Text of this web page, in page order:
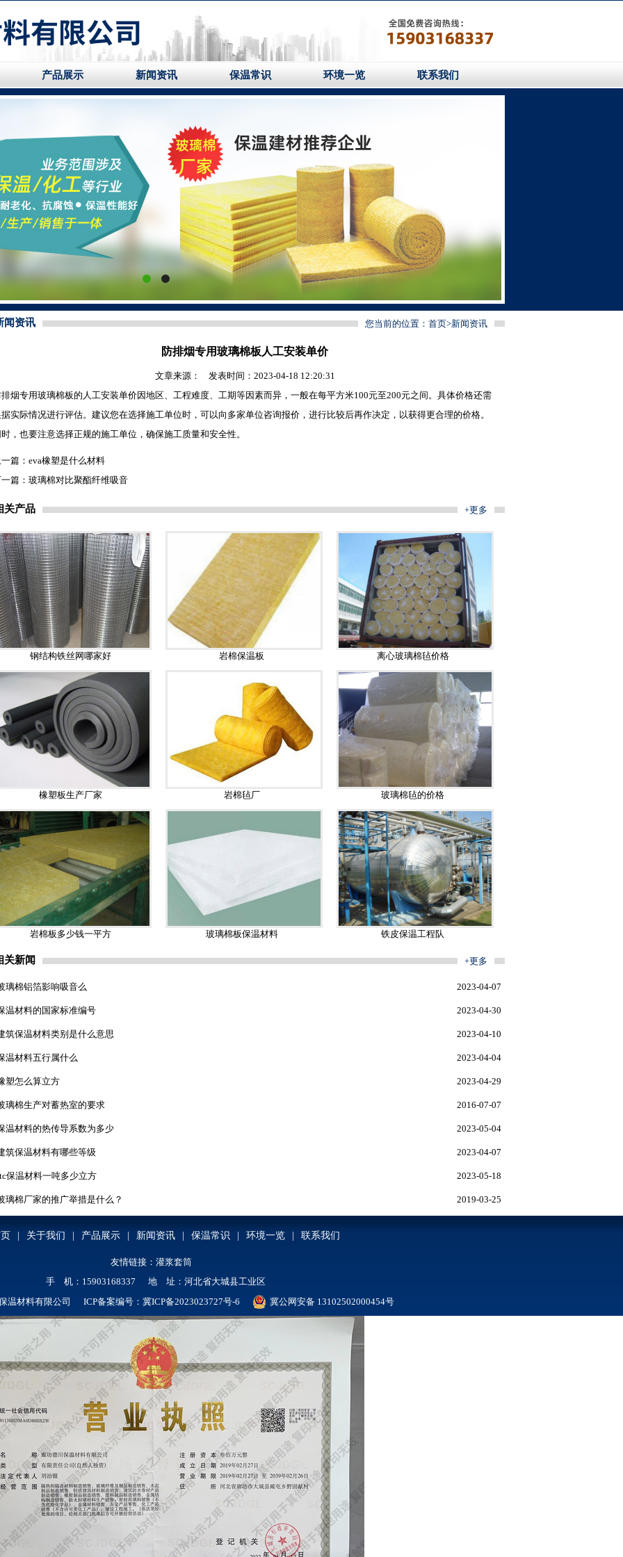
产品展示 新闻资讯 保温常识 环境一览 联系我们
闻资讯 您当前的位置： 首页>新闻资讯
防排烟专用玻璃棉板人工安装单价
文章来源： 发表时间：2023-04-18 12:20:31
烟专用玻璃棉板的人工安装单价因地区、工程难度、工期等因素而异，一般在每平方米100元至200元之间。具体价格还需
实际情况进行评估。建议您在选择施工单位时，可以向多家单位咨询报价，进行比较后再作决定，以获得更合理的价格。
，也要注意选择正规的施工单位，确保施工质量和安全性。
篇： eva橡塑是什么材料
篇： 玻璃棉对比聚酯纤维吸音
关产品 +更多
钢结构铁丝网哪家好 岩棉保温板 离心玻璃棉毡价格
橡塑板生产厂家 岩棉毡厂 玻璃棉毡的价格
岩棉板多少钱一平方 玻璃棉板保温材料 铁皮保温工程队
关新闻 +更多
2023-04-07
璃棉铝箔影响吸音么
2023-04-30
温材料的国家标准编号
2023-04-10
筑保温材料类别是什么意思
2023-04-04
温材料五行属什么
2023-04-29
塑怎么算立方
2016-07-07
璃棉生产对蓄热室的要求
2023-05-04
温材料的热传导系数为多少
2023-04-07
筑保温材料有哪些等级
2023-05-18
保温材料一吨多少立方
2019-03-25
璃棉厂家的推广举措是什么？
关于我们 产品展示 新闻资讯 保温常识 环境一览 联系我们
友情链接： 灌浆套筒
手 机：15903168337 地 址：河北省大城县工业区
温材料有限公司 ICP备案编号： 冀ICP备2023023727号-6 冀公网安备 13102502000454号